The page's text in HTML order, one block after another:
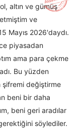
altın ve gümüş
ve
Mayıs 2026'daydı.
piyasadan
ama para çekme
Bu yüzden
değiştirme
beni bir daha
beni geri aradılar
söylediler.